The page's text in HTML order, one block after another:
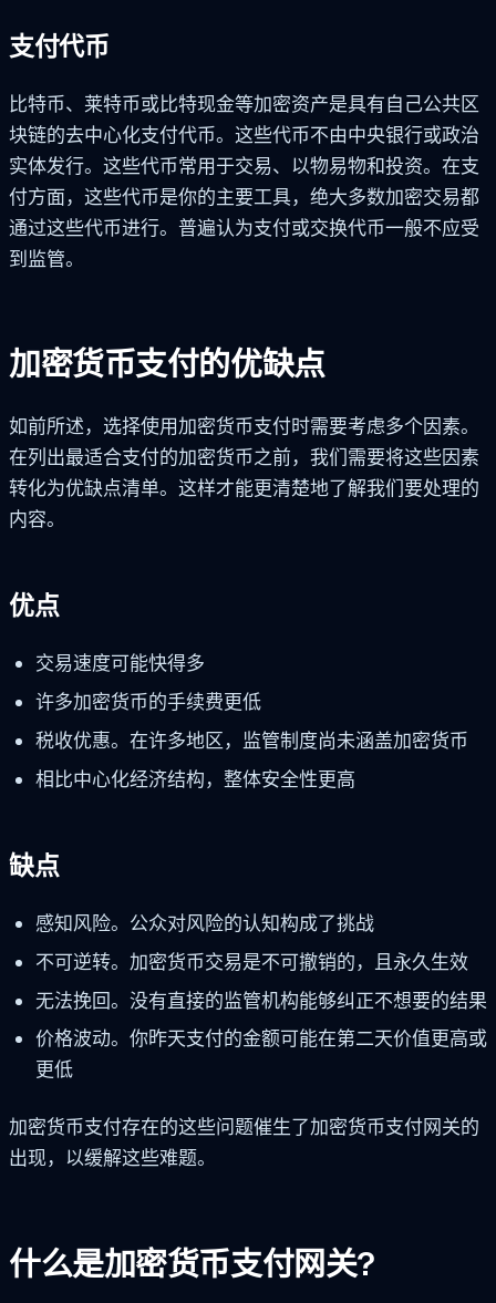
支付代币
比特币、莱特币或比特现金等加密资产是具有自己公共区
块链的去中心化支付代币。这些代币不由中央银行或政治
实体发行。这些代币常用于交易、以物易物和投资。在支
付方面，这些代币是你的主要工具，绝大多数加密交易都
通过这些代币进行。普遍认为支付或交换代币一般不应受
到监管。
加密货币支付的优缺点
如前所述，选择使用加密货币支付时需要考虑多个因素。
在列出最适合支付的加密货币之前，我们需要将这些因素
转化为优缺点清单。这样才能更清楚地了解我们要处理的
内容。
优点
交易速度可能快得多
许多加密货币的手续费更低
税收优惠。在许多地区，监管制度尚未涵盖加密货币
相比中心化经济结构，整体安全性更高
缺点
感知风险。公众对风险的认知构成了挑战
不可逆转。加密货币交易是不可撤销的，且永久生效
无法挽回。没有直接的监管机构能够纠正不想要的结果
价格波动。你昨天支付的金额可能在第二天价值更高或
更低
加密货币支付存在的这些问题催生了加密货币支付网关的
出现，以缓解这些难题。
什么是加密货币支付网关?